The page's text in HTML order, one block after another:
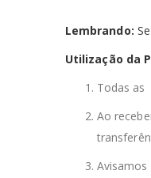
Lembrando:
Utilização da
Todas as
Ao